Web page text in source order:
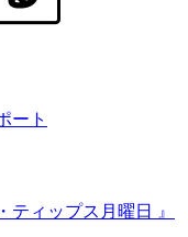
ート
ティップス月曜日 』